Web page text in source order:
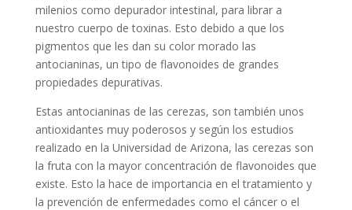
milenios como depurador intestinal, para librar a
nuestro cuerpo de toxinas. Esto debido a que los
pigmentos que les dan su color morado las
antocianinas, un tipo de flavonoides de grandes
propiedades depurativas.
Estas antocianinas de las cerezas, son también unos
antioxidantes muy poderosos y según los estudios
realizado en la Universidad de Arizona, las cerezas son
la fruta con la mayor concentración de flavonoides que
existe. Esto la hace de importancia en el tratamiento y
la prevención de enfermedades como el cáncer o el